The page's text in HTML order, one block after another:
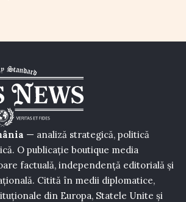
— analiză strategică, politică
O publicație boutique media
factuală, independență editorială și
Citită în medii diplomatice,
din Europa, Statele Unite și